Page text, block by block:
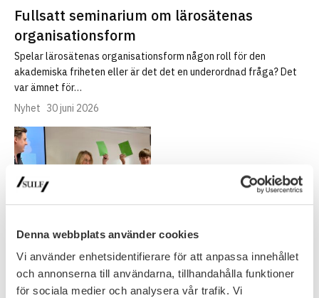
Denna webbplats använder cookies
Vi använder enhetsidentifierare för att anpassa innehållet
och annonserna till användarna, tillhandahålla funktioner
för sociala medier och analysera vår trafik. Vi
Fullsatt seminarium om lärosätenas
organisationsform
Spelar lärosätenas organisationsform någon roll för den
akademiska friheten eller är det det en underordnad fråga? Det
var ämnet för…
Nyhet 30 juni 2026
NYHETSARKIV